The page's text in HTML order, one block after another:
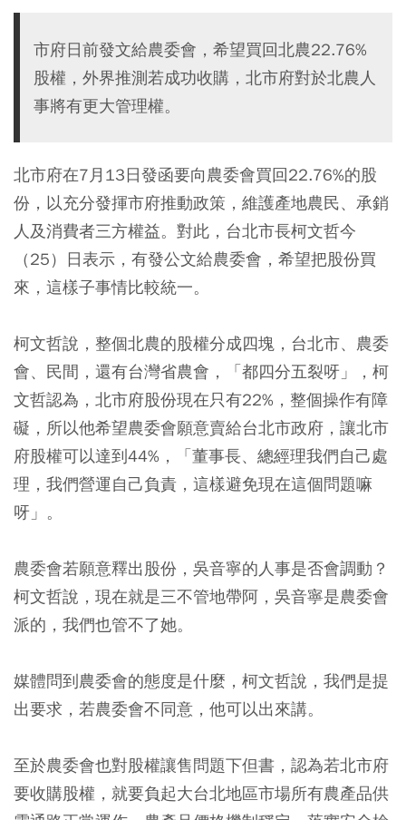
市府日前發文給農委會，希望買回北農22.76%
股權，外界推測若成功收購，北市府對於北農人
事將有更大管理權。
北市府在7月13日發函要向農委會買回22.76%的股
份，以充分發揮市府推動政策，維護產地農民、承銷
人及消費者三方權益。對此，台北市長柯文哲今
（25）日表示，有發公文給農委會，希望把股份買
來，這樣子事情比較統一。
柯文哲說，整個北農的股權分成四塊，台北市、農委
會、民間，還有台灣省農會，「都四分五裂呀」，柯
文哲認為，北市府股份現在只有22%，整個操作有障
礙，所以他希望農委會願意賣給台北市政府，讓北市
府股權可以達到44%，「董事長、總經理我們自己處
理，我們營運自己負責，這樣避免現在這個問題嘛
呀」。
農委會若願意釋出股份，吳音寧的人事是否會調動？
柯文哲說，現在就是三不管地帶阿，吳音寧是農委會
派的，我們也管不了她。
媒體問到農委會的態度是什麼，柯文哲說，我們是提
出要求，若農委會不同意，他可以出來講。
至於農委會也對股權讓售問題下但書，認為若北市府
要收購股權，就要負起大台北地區市場所有農產品供